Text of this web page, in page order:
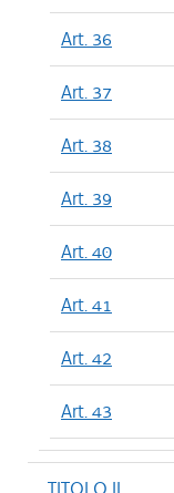
Art. 36
Art. 37
Art. 38
Art. 39
Art. 40
Art. 41
Art. 42
Art. 43